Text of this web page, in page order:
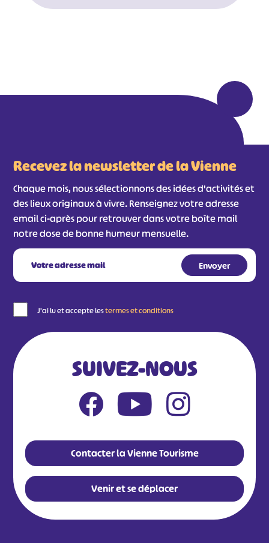
Recevez la newsletter de la Vienne
Chaque mois, nous sélectionnons des idées d'activités et
des lieux originaux à vivre. Renseignez votre adresse
email ci-après pour retrouver dans votre boîte mail
notre dose de bonne humeur mensuelle.
J'ai lu et accepte lestermes et conditions
SUIVEZ-NOUS
Contacter la Vienne Tourisme
Venir et se déplacer
# # #
#
#
#